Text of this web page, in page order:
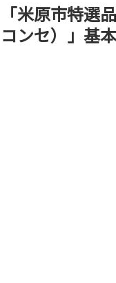
「米原市特選
コンセ）」基